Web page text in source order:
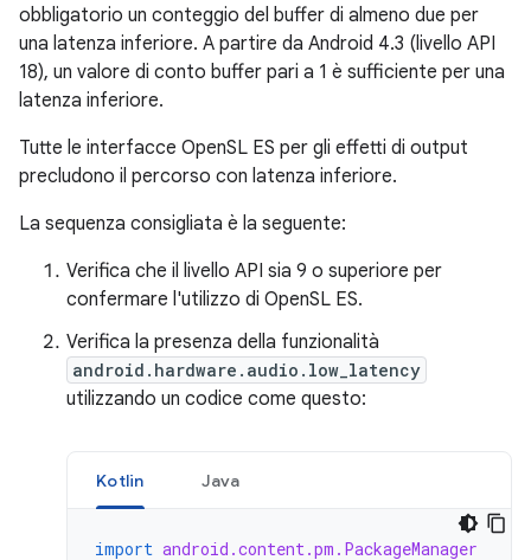
obbligatorio un conteggio del buffer di almeno due per
una latenza inferiore. A partire da Android 4.3 (livello API
18), un valore di conto buffer pari a 1 è sufficiente per una
latenza inferiore.
Tutte le interfacce OpenSL ES per gli effetti di output
precludono il percorso con latenza inferiore.
La sequenza consigliata è la seguente:
Verifica che il livello API sia 9 o superiore per
confermare l'utilizzo di OpenSL ES.
Verifica la presenza della funzionalità
android.hardware.audio.low_latency
utilizzando un codice come questo:
Kotlin Java
import android.content.pm.PackageManager